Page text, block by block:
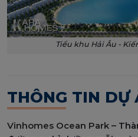
Tiểu khu Hải Âu -
THÔNG TIN DỰ
Vinhomes Ocean Park –